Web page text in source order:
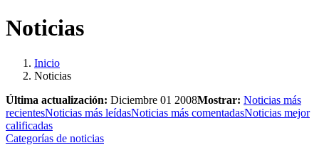
Noticias
Inicio
Noticias
Última actualización: Diciembre 01 2008Mostrar: Noticias más
recientesNoticias más leídasNoticias más comentadasNoticias mejor
calificadas
Categorías de noticias